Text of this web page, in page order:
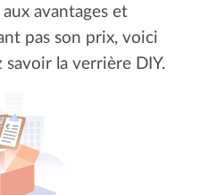
avantages et
pas son prix, voici
la verrière DIY.